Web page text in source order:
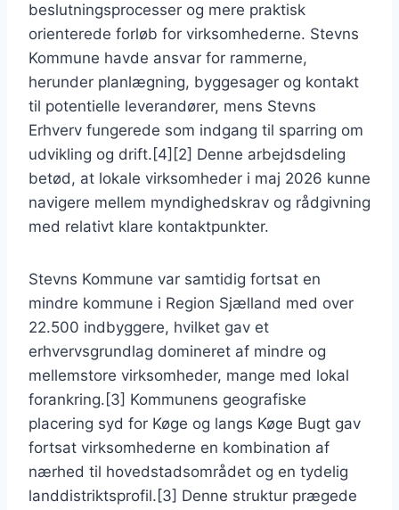
beslutningsprocesser og mere praktisk
orienterede forløb for virksomhederne. Stevns
Kommune havde ansvar for rammerne,
herunder planlægning, byggesager og kontakt
til potentielle leverandører, mens Stevns
Erhverv fungerede som indgang til sparring om
udvikling og drift.[4][2] Denne arbejdsdeling
betød, at lokale virksomheder i maj 2026 kunne
navigere mellem myndighedskrav og rådgivning
med relativt klare kontaktpunkter.
Stevns Kommune var samtidig fortsat en
mindre kommune i Region Sjælland med over
22.500 indbyggere, hvilket gav et
erhvervsgrundlag domineret af mindre og
mellemstore virksomheder, mange med lokal
forankring.[3] Kommunens geografiske
placering syd for Køge og langs Køge Bugt gav
fortsat virksomhederne en kombination af
nærhed til hovedstadsområdet og en tydelig
landdistriktsprofil.[3] Denne struktur prægede